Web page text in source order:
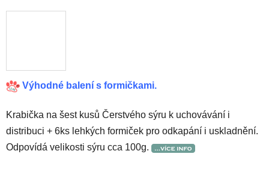
Výhodné balení s formičkami.
Krabička na šest kusů Čerstvého sýru k uchovávání i
distribuci + 6ks lehkých formiček pro odkapání i uskladnění.
Odpovídá velikosti sýru cca 100g.